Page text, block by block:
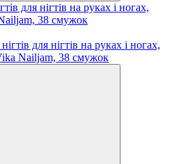
для нігтів на руках і ногах,
38 смужок